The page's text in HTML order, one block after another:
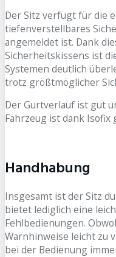
Der Sitz verfügt für die
tiefenverstellbares
angemeldet ist. Dank
Sicherheitskissens ist
Systemen deutlich
trotz größtmöglicher
Der Gurtverlauf ist gut
Fahrzeug ist dank Isofix
Handhabung
Insgesamt ist der Sitz
bietet lediglich eine
Fehlbedienungen.
Warnhinweise leicht zu
bei der Bedienung